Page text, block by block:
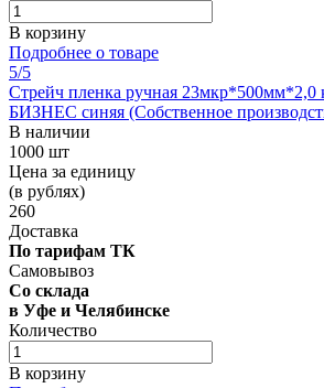
В корзину
Подробнее о товаре
5/5
Стрейч пленка ручная 23мкр*500мм*2,0
БИЗНЕС синяя (Собственное
В наличии
1000 шт
Цена за единицу
(в рублях)
260
Доставка
По тарифам ТК
Самовывоз
Со склада
в Уфе и Челябинске
Количество
В корзину